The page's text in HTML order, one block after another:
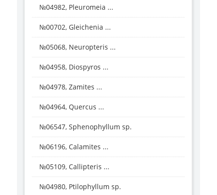
№04982, Pleuromeia ...
№00702, Gleichenia ...
№05068, Neuropteris ...
№04958, Diospyros ...
№04978, Zamites ...
№04964, Quercus ...
№06547, Sphenophyllum sp.
№06196, Calamites ...
№05109, Callipteris ...
№04980, Ptilophyllum sp.